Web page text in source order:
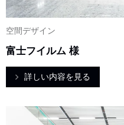
空間デザイン
富士フイルム 様
詳しい内容を見る